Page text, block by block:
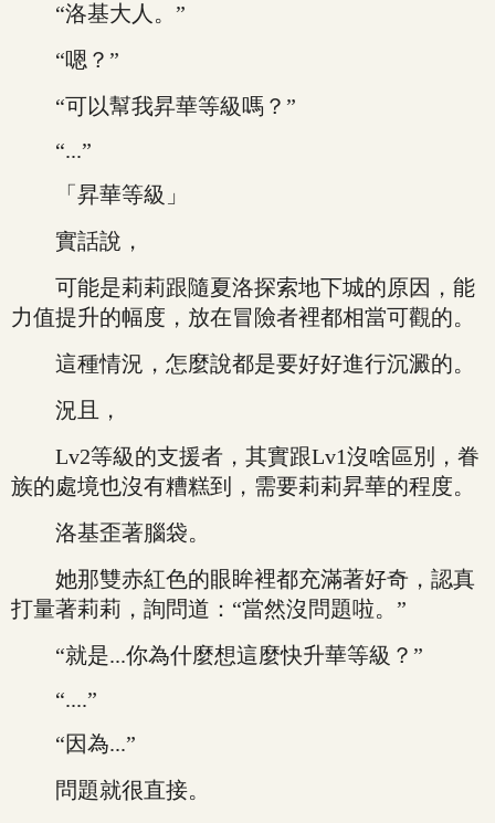
“洛基大人。”
“嗯？”
“可以幫我昇華等級嗎？”
“...”
「昇華等級」
實話說，
可能是莉莉跟隨夏洛探索地下城的原因，能
力值提升的幅度，放在冒險者裡都相當可觀的。
這種情況，怎麼說都是要好好進行沉澱的。
況且，
Lv2等級的支援者，其實跟Lv1沒啥區別，眷
族的處境也沒有糟糕到，需要莉莉昇華的程度。
洛基歪著腦袋。
她那雙赤紅色的眼眸裡都充滿著好奇，認真
打量著莉莉，詢問道：“當然沒問題啦。”
“就是...你為什麼想這麼快升華等級？”
“....”
“因為...”
問題就很直接。